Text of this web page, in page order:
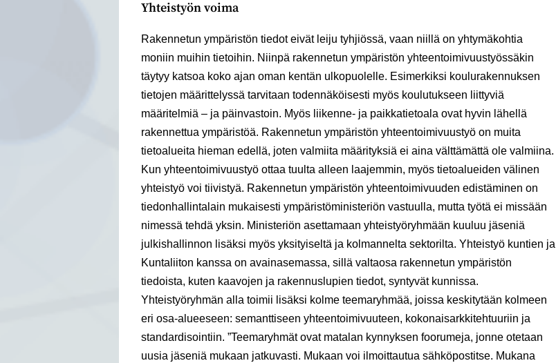
Yhteistyön voima
Rakennetun ympäristön tiedot eivät leiju tyhjiössä, vaan niillä on yhtymäkohtia
moniin muihin tietoihin. Niinpä rakennetun ympäristön yhteentoimivuustyössäkin
täytyy katsoa koko ajan oman kentän ulkopuolelle. Esimerkiksi koulurakennuksen
tietojen määrittelyssä tarvitaan todennäköisesti myös koulutukseen liittyviä
määritelmiä – ja päinvastoin. Myös liikenne- ja paikkatietoala ovat hyvin lähellä
rakennettua ympäristöä. Rakennetun ympäristön yhteentoimivuustyö on muita
tietoalueita hieman edellä, joten valmiita määrityksiä ei aina välttämättä ole valmiina.
Kun yhteentoimivuustyö ottaa tuulta alleen laajemmin, myös tietoalueiden välinen
yhteistyö voi tiivistyä. Rakennetun ympäristön yhteentoimivuuden edistäminen on
tiedonhallintalain mukaisesti ympäristöministeriön vastuulla, mutta työtä ei missään
nimessä tehdä yksin. Ministeriön asettamaan yhteistyöryhmään kuuluu jäseniä
julkishallinnon lisäksi myös yksityiseltä ja kolmannelta sektorilta. Yhteistyö kuntien ja
Kuntaliiton kanssa on avainasemassa, sillä valtaosa rakennetun ympäristön
tiedoista, kuten kaavojen ja rakennuslupien tiedot, syntyvät kunnissa.
Yhteistyöryhmän alla toimii lisäksi kolme teemaryhmää, joissa keskitytään kolmeen
eri osa-alueeseen: semanttiseen yhteentoimivuuteen, kokonaisarkkitehtuuriin ja
standardisointiin. ”Teemaryhmät ovat matalan kynnyksen foorumeja, jonne otetaan
uusia jäseniä mukaan jatkuvasti. Mukaan voi ilmoittautua sähköpostitse. Mukana